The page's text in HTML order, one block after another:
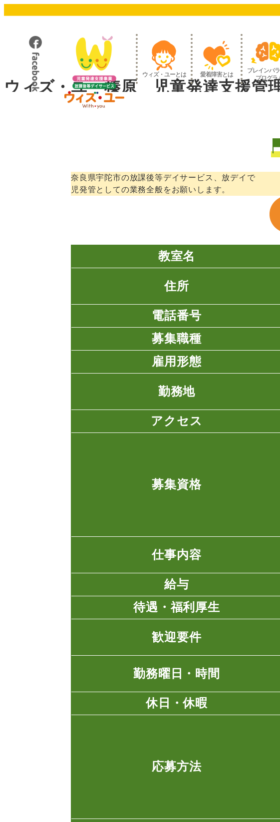
ン
ウィズ・ユーとは 愛着障害とは
ブレインバ
プログラ
ウィズ・ユー榛原 児童発達支援管
奈良県宇陀市の放課後等デイサービス、放デイで
児発管としての業務全般をお願いします。
教室名
住所
電話番号
募集職種
雇用形態
勤務地
アクセス
募集資格
仕事内容
給与
待遇・福利厚生
歓迎要件
勤務曜日・時間
休日・休暇
応募方法